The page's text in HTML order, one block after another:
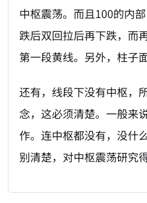
中枢震荡。而且100的内
跌后双回拉后再下跌，而
第一段黄线。另外，柱子
还有，线段下没有中枢，
念，这必须清楚。一般来
作。连中枢都没有，没什
别清楚，对中枢震荡研究